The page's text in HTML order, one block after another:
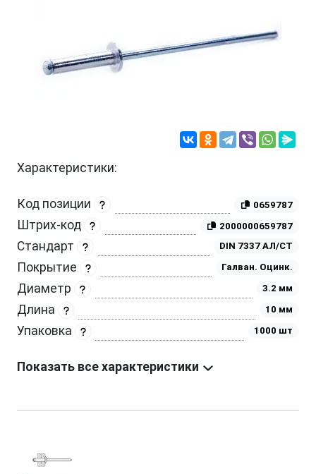
Характеристики:
Код позиции 0659787
Штрих-код 2000000659787
Стандарт DIN 7337 АЛ/СТ
Покрытие Галван. Оцинк.
Диаметр 3.2 мм
Длина 10 мм
Упаковка 1000 шт
Показать все характеристики